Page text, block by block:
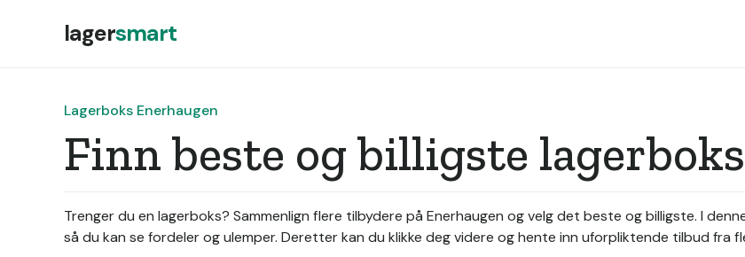
lagersmart
Lagerboks Enerhaugen
Finn beste og billigste
Trenger du en lagerboks? Sammenlign flere tilbydere på Enerhaugen og velg det beste og billigste. I
så du kan se fordeler og ulemper. Deretter kan du klikke deg videre og hente inn uforpliktende tilbud fra